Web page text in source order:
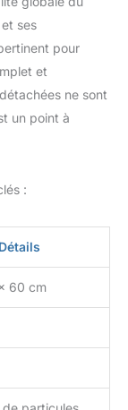
toute
nous
vous
ses
pour
et
ne sont
un point à
:
Détails
60 cm